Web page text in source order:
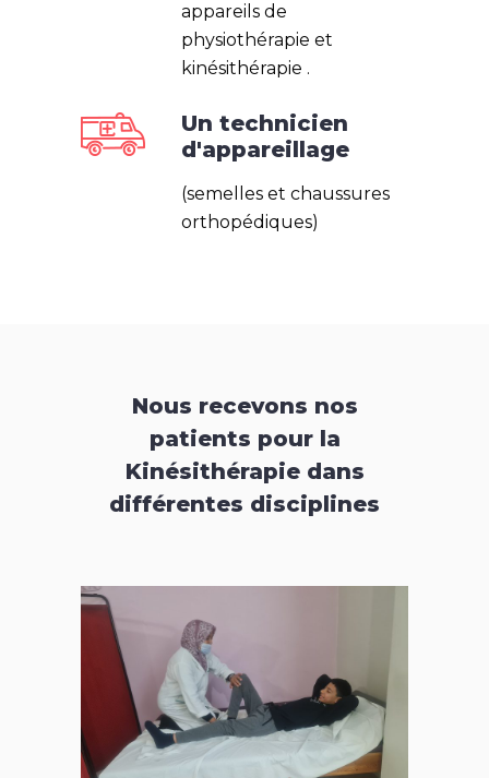
appareils de
physiothérapie et
kinésithérapie .
Un technicien
d'appareillage
(semelles et chaussures
orthopédiques)
Nous recevons nos
patients pour la
Kinésithérapie dans
différentes disciplines